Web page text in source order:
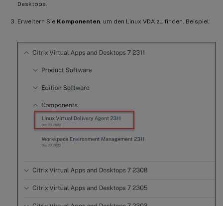
Desktops.
Erweitern Sie Komponenten , um den Linux VDA zu finden. Beispiel: